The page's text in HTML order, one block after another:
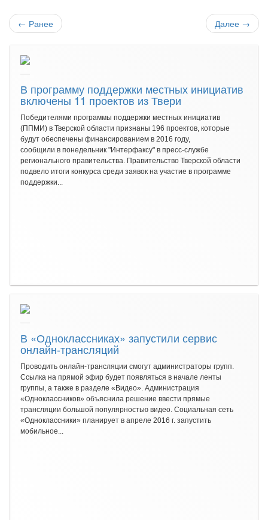
← Ранее Далее →
В программу поддержки местных инициатив
включены 11 проектов из Твери
Победителями программы поддержки местных инициатив
(ППМИ) в Тверской области признаны 196 проектов, которые
будут обеспечены финансированием в 2016 году,
сообщили в понедельник "Интерфаксу" в пресс-службе
регионального правительства. Правительство Тверской области
подвело итоги конкурса среди заявок на участие в программе
поддержки...
В «Одноклассниках» запустили сервис
онлайн-трансляций
Проводить онлайн-трансляции смогут администраторы групп.
Ссылка на прямой эфир будет появляться в начале ленты
группы, а также в разделе «Видео». Администрация
«Одноклассников» объяснила решение ввести прямые
трансляции большой популярностью видео. Социальная сеть
«Одноклассники» планирует в апреле 2016 г. запустить
мобильное...